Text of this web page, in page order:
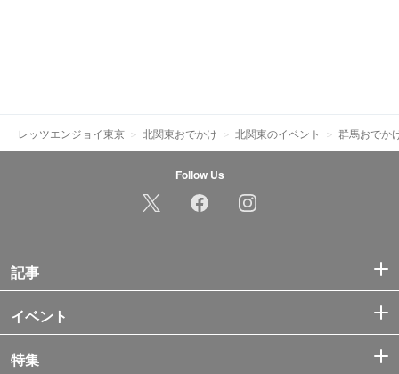
レッツエンジョイ東京 北関東おでかけ 北関東のイベント 群馬おでか
Follow Us
記事
イベント
特集